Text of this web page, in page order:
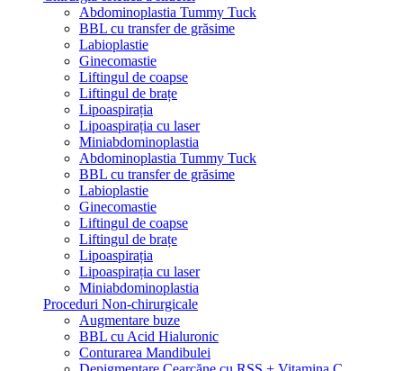
Abdominoplastia Tummy Tuck
BBL cu transfer de grăsime
Labioplastie
Ginecomastie
Liftingul de coapse
Liftingul de brațe
Lipoaspirația
Lipoaspirația cu laser
Miniabdominoplastia
Abdominoplastia Tummy Tuck
BBL cu transfer de grăsime
Labioplastie
Ginecomastie
Liftingul de coapse
Liftingul de brațe
Lipoaspirația
Lipoaspirația cu laser
Miniabdominoplastia
Proceduri Non-chirurgicale
Augmentare buze
BBL cu Acid Hialuronic
Conturarea Mandibulei